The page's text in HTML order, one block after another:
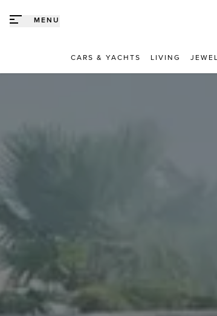
MENU
CARS & YACHTS LIVING